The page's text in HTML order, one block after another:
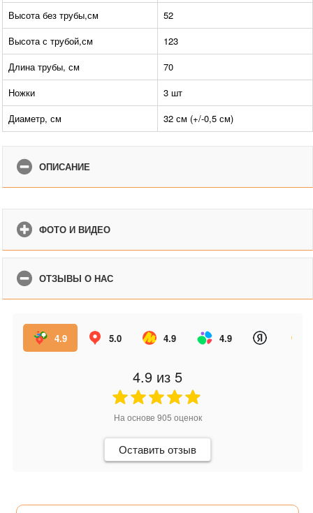
Высота без трубы,см
52
Высота с трубой,см
123
Длина трубы, см
70
Ножки
3 шт
Диаметр, см
32 см (+/-0,5 см)
ОПИСАНИЕ
ФОТО И ВИДЕО
ОТЗЫВЫ О НАС
4.9 5.0 4.9 4.9
4.9 из 5
На основе 905 оценок
Оставить отзыв